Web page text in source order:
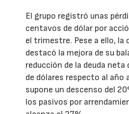
El grupo registró unas
centavos de dólar por
el trimestre. Pese a ello, la
destacó la mejora de su
reducción de la deuda neta
de dólares respecto al año
supone un descenso del
los pasivos por